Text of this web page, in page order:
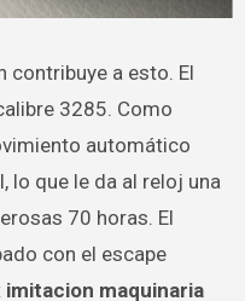
contribuye a esto. El
3285. Como
automático
lo que le da al reloj una
70 horas. El
con el escape
imitacion maquinaria